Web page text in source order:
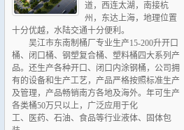
道，西连太湖，南接杭
州，东达上海，地理位置
十分优越，水陆交通十分便利。
吴江市东南制桶厂专业生产15-200升开口
桶、闭口桶、钢塑复合桶、塑料桶四大系列产
品。还生产各种开口、闭口内涂钢桶，公司拥
有的设备和生产工艺，产品严格按照标准生产
及管理，产品畅销南方各地及海外。年可生产
各类桶50万只以上，广泛应用于化
工、医药、石油、食品等行业液体、固体包